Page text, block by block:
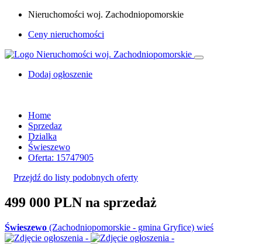
Nieruchomości woj. Zachodniopomorskie
Ceny nieruchomości
Dodaj ogłoszenie
Home
Sprzedaz
Dzialka
Świeszewo
Oferta: 15747905
Przejdź do listy podobnych oferty
499 000 PLN na sprzedaż
Świeszewo (Zachodniopomorskie - gmina Gryfice) wieś